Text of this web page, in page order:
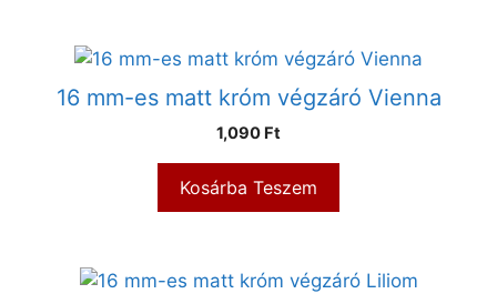
16 mm-es matt króm végzáró Vienna
1,090 Ft
Kosárba Teszem